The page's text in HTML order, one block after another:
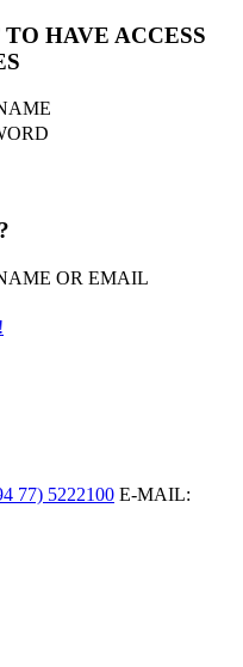
HAVE ACCESS
OR EMAIL
77) 5222100 E-MAIL: